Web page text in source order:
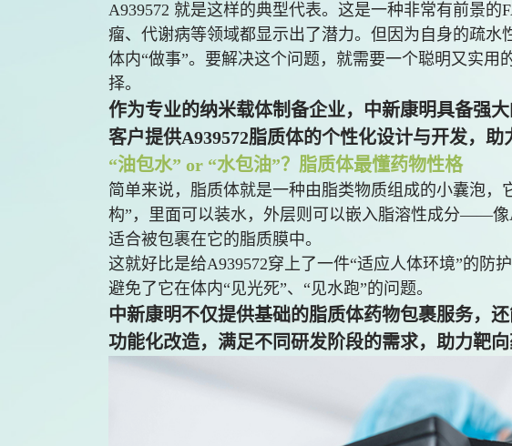
A939572 就是这样的典型代表。这是一种非常有前景的
瘤、代谢病等领域都显示出了潜力。但因为自身的疏水
体内“做事”。要解决这个问题，就需要一个聪明又实用
择。
作为专业的纳米载体制备企业，中新康明具备强
客户提供A939572脂质体的个性化设计与开发，助
“油包水” or “水包油”？脂质体最懂药物性格
简单来说，脂质体就是一种由脂类物质组成的小囊泡，
构”，里面可以装水，外层则可以嵌入脂溶性成分——像
适合被包裹在它的脂质膜中。
这就好比是给A939572穿上了一件“适应人体环境”的防
避免了它在体内“见光死”、“见水跑”的问题。
中新康明不仅提供基础的脂质体药物包裹服务，
功能化改造，满足不同研发阶段的需求，助力靶向